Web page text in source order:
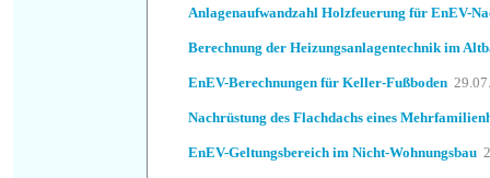
Anlagenaufwandzahl Holzfeuerung für EnEV-
Berechnung der Heizungsanlagentechnik im
EnEV-Berechnungen für Keller-Fußboden
Nachrüstung des Flachdachs eines
EnEV-Geltungsbereich im Nicht-Wohnungsbau